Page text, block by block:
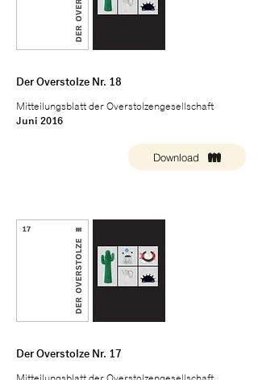
Der Overstolze Nr. 18
Mitteilungsblatt der Overstolzengesellschaft
Juni 2016
Download
Der Overstolze Nr. 17